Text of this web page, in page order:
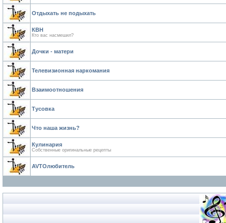
Отдыхать не подыхать
КВН
Кто вас насмешил?
Дочки - матери
Телевизионная наркомания
Взаимоотношения
Тусовка
Что наша жизнь?
Кулинария
Собственные оригинальные рецепты
AVTOлюбитель